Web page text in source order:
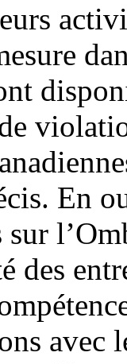
En
des
avec